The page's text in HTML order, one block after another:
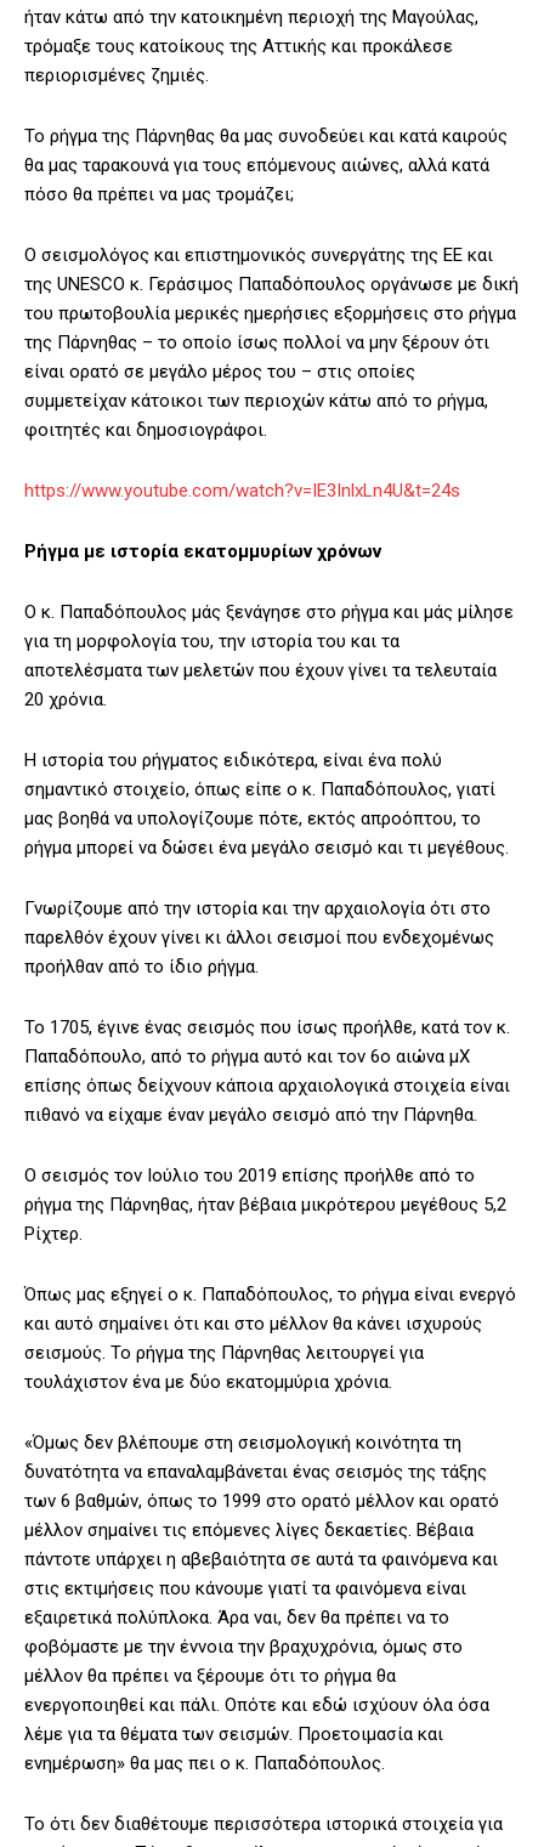
ήταν κάτω από την κατοικημένη περιοχή της Μαγούλας,
τρόμαξε τους κατοίκους της Αττικής και προκάλεσε
περιορισμένες ζημιές.
Το ρήγμα της Πάρνηθας θα μας συνοδεύει και κατά καιρούς
θα μας ταρακουνά για τους επόμενους αιώνες, αλλά κατά
πόσο θα πρέπει να μας τρομάζει;
Ο σεισμολόγος και επιστημονικός συνεργάτης της ΕΕ και
της UNESCO κ. Γεράσιμος Παπαδόπουλος οργάνωσε με δική
του πρωτοβουλία μερικές ημερήσιες εξορμήσεις στο ρήγμα
της Πάρνηθας – το οποίο ίσως πολλοί να μην ξέρουν ότι
είναι ορατό σε μεγάλο μέρος του – στις οποίες
συμμετείχαν κάτοικοι των περιοχών κάτω από το ρήγμα,
φοιτητές και δημοσιογράφοι.
https://www.youtube.com/watch?v=IE3InlxLn4U&t=24s
Ρήγμα με ιστορία εκατομμυρίων χρόνων
Ο κ. Παπαδόπουλος μάς ξενάγησε στο ρήγμα και μάς μίλησε
για τη μορφολογία του, την ιστορία του και τα
αποτελέσματα των μελετών που έχουν γίνει τα τελευταία
20 χρόνια.
Η ιστορία του ρήγματος ειδικότερα, είναι ένα πολύ
σημαντικό στοιχείο, όπως είπε ο κ. Παπαδόπουλος, γιατί
μας βοηθά να υπολογίζουμε πότε, εκτός απροόπτου, το
ρήγμα μπορεί να δώσει ένα μεγάλο σεισμό και τι μεγέθους.
Γνωρίζουμε από την ιστορία και την αρχαιολογία ότι στο
παρελθόν έχουν γίνει κι άλλοι σεισμοί που ενδεχομένως
προήλθαν από το ίδιο ρήγμα.
Το 1705, έγινε ένας σεισμός που ίσως προήλθε, κατά τον κ.
Παπαδόπουλο, από το ρήγμα αυτό και τον 6ο αιώνα μΧ
επίσης όπως δείχνουν κάποια αρχαιολογικά στοιχεία είναι
πιθανό να είχαμε έναν μεγάλο σεισμό από την Πάρνηθα.
Ο σεισμός τον Ιούλιο του 2019 επίσης προήλθε από το
ρήγμα της Πάρνηθας, ήταν βέβαια μικρότερου μεγέθους 5,2
Ρίχτερ.
Όπως μας εξηγεί ο κ. Παπαδόπουλος, το ρήγμα είναι ενεργό
και αυτό σημαίνει ότι και στο μέλλον θα κάνει ισχυρούς
σεισμούς. Το ρήγμα της Πάρνηθας λειτουργεί για
τουλάχιστον ένα με δύο εκατομμύρια χρόνια.
«Όμως δεν βλέπουμε στη σεισμολογική κοινότητα τη
δυνατότητα να επαναλαμβάνεται ένας σεισμός της τάξης
των 6 βαθμών, όπως το 1999 στο ορατό μέλλον και ορατό
μέλλον σημαίνει τις επόμενες λίγες δεκαετίες. Βέβαια
πάντοτε υπάρχει η αβεβαιότητα σε αυτά τα φαινόμενα και
στις εκτιμήσεις που κάνουμε γιατί τα φαινόμενα είναι
εξαιρετικά πολύπλοκα. Άρα ναι, δεν θα πρέπει να το
φοβόμαστε με την έννοια την βραχυχρόνια, όμως στο
μέλλον θα πρέπει να ξέρουμε ότι το ρήγμα θα
ενεργοποιηθεί και πάλι. Οπότε και εδώ ισχύουν όλα όσα
λέμε για τα θέματα των σεισμών. Προετοιμασία και
ενημέρωση» θα μας πει ο κ. Παπαδόπουλος.
Το ότι δεν διαθέτουμε περισσότερα ιστορικά στοιχεία για